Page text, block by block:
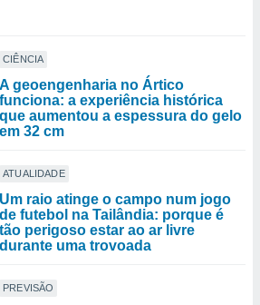
CIÊNCIA
A geoengenharia no Ártico
funciona: a experiência histórica
que aumentou a espessura do gelo
em 32 cm
ATUALIDADE
Um raio atinge o campo num jogo
de futebol na Tailândia: porque é
tão perigoso estar ao ar livre
durante uma trovoada
PREVISÃO